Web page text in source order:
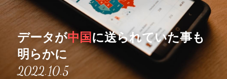
EuropeNews
China News
Featured Topics
データが中国 に送られていた事も
明らかに
2022.10.5